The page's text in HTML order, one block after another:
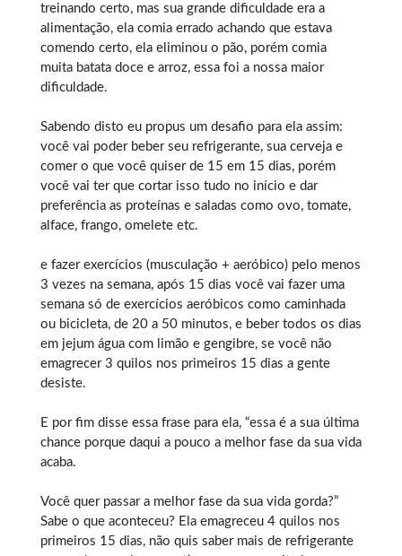
treinando certo, mas sua grande dificuldade era a
alimentação, ela comia errado achando que estava
comendo certo, ela eliminou o pão, porém comia
muita batata doce e arroz, essa foi a nossa maior
dificuldade.
Sabendo disto eu propus um desafio para ela assim:
você vai poder beber seu refrigerante, sua cerveja e
comer o que você quiser de 15 em 15 dias, porém
você vai ter que cortar isso tudo no início e dar
preferência as proteínas e saladas como ovo, tomate,
alface, frango, omelete etc.
e fazer exercícios (musculação + aeróbico) pelo menos
3 vezes na semana, após 15 dias você vai fazer uma
semana só de exercícios aeróbicos como caminhada
ou bicicleta, de 20 a 50 minutos, e beber todos os dias
em jejum água com limão e gengibre, se você não
emagrecer 3 quilos nos primeiros 15 dias a gente
desiste.
E por fim disse essa frase para ela, “essa é a sua última
chance porque daqui a pouco a melhor fase da sua vida
acaba.
Você quer passar a melhor fase da sua vida gorda?”
Sabe o que aconteceu? Ela emagreceu 4 quilos nos
primeiros 15 dias, não quis saber mais de refrigerante